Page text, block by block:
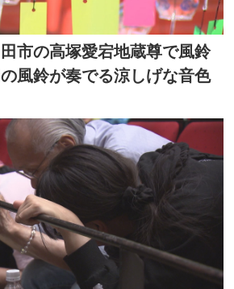
市の高塚愛宕地蔵尊で風鈴
風鈴が奏でる涼しげな音色